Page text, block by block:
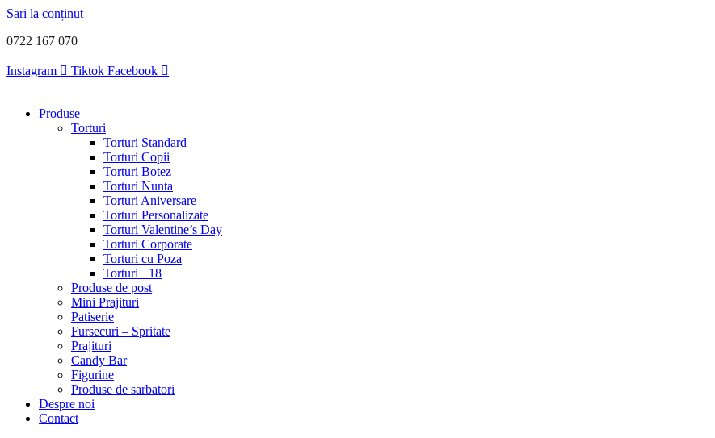
Sari la conținut
0722 167 070
Instagram Tiktok Facebook
Produse
Torturi
Torturi Standard
Torturi Copii
Torturi Botez
Torturi Nunta
Torturi Aniversare
Torturi Personalizate
Torturi Valentine’s Day
Torturi Corporate
Torturi cu Poza
Torturi +18
Produse de post
Mini Prajituri
Patiserie
Fursecuri – Spritate
Prajituri
Candy Bar
Figurine
Produse de sarbatori
Despre noi
Contact